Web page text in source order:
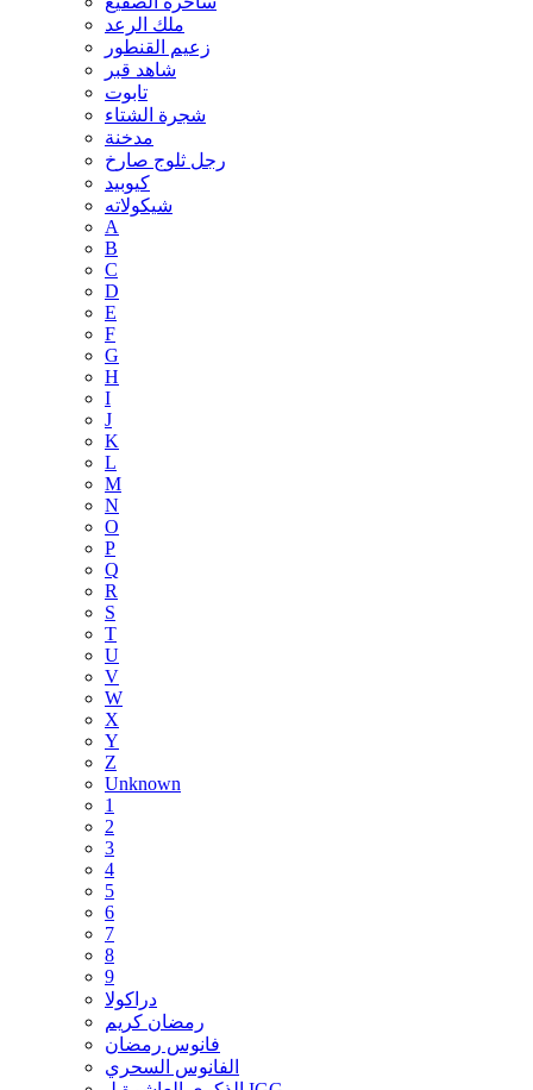
ملك الرعد
زعيم القنطور
شاهد قبر
تابوت
شجرة الشتاء
مدخنة
رجل ثلوج صارخ
كيوبيد
شيكولاته
A
B
C
D
E
F
G
H
I
J
K
L
M
N
O
P
Q
R
S
T
U
V
W
X
Y
Z
Unknown
1
2
3
4
5
6
7
8
9
دراكولا
رمضان كريم
فانوس رمضان
الفانوس السحري